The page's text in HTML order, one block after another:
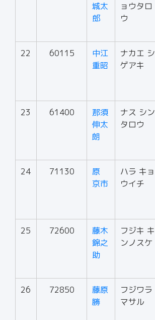
城太
郎
ョウタロ
ウ
22 60115
中江
重昭
ナカエ シ
ゲアキ
23 61400
那須
伸太
朗
ナス シン
タロウ
24 71130
原
京市
ハラ キョ
ウイチ
25 72600
藤木
錦之
助
フジキ キ
ンノスケ
26 72850
藤原
勝
フジワラ
マサル